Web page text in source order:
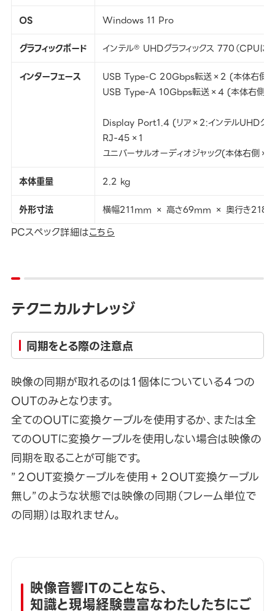
OS
Windows 11 Pro
グラフィックボード
インテル® UHDグラフィックス 770（CPUに
インターフェース
USB Type-C 20Gbps転送×2 (本体右側
USB Type-A 10Gbps転送×4 (本体右側
Display Port1.4 (リア×2:インテルUHDグラ
RJ-45×1
ユニバーサルオーディオジャック(本体右側
本体重量
2.2 kg
外形寸法
横幅211mm × 高さ69mm × 奥行き
PCスペック詳細はこちら
テクニカルナレッジ
同期をとる際の注意点
映像の同期が取れるのは１個体についている４つの
OUTのみとなります。
全てのOUTに変換ケーブルを使用するか、または全
てのOUTに変換ケーブルを使用しない場合は映像の
同期を取ることが可能です。
”２OUT変換ケーブルを使用＋２OUT変換ケーブル
無し”のような状態では映像の同期（フレーム単位で
の同期）は取れません。
映像音響ITのことなら、
知識と現場経験豊富なわたしたちにご